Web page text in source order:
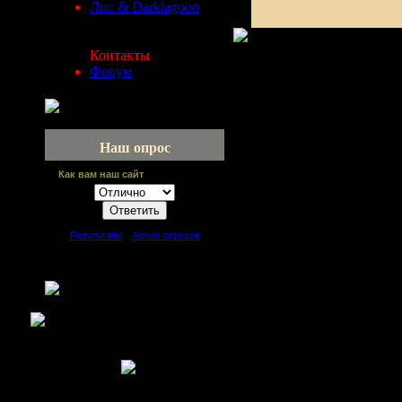
Лис & Darklagoon
Контакты
Форум
Наш опрос
Как вам наш сайт
Результаты· Архив опросов]